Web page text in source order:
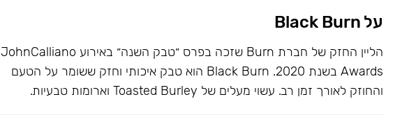
על Black Burn
הליין החזק של חברת Burn שזכה בפרס ״טבק השנה״ באירוע JohnCalliano
Awards בשנת 2020. Black Burn הוא טבק איכותי וחזק ששומר על הטעם
והחוזק לאורך זמן רב. עשוי מעלים של Toasted Burley וארומות טבעיות.